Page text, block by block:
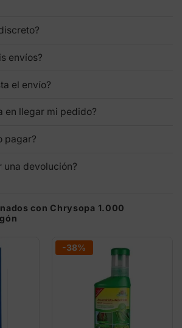
envíos?
el envío?
en llegar mi pedido?
pagar?
una devolución?
con Chrysopa 1.000
-38%